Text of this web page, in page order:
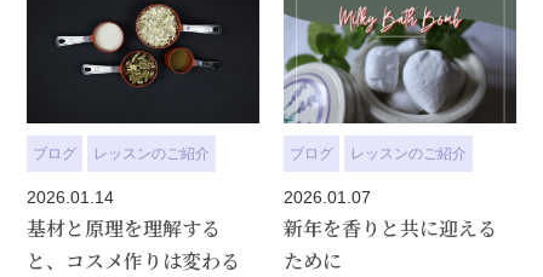
ブログ レッスンのご紹介
2026.01.14
基材と原理を理解する
と、コスメ作りは変わる
ブログ レッスンのご紹介
2026.01.07
新年を香りと共に迎える
ために